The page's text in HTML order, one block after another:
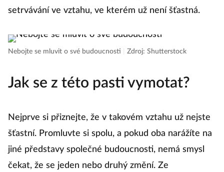
setrvávání ve vztahu, ve kterém už není šťastná.
Nebojte se mluvit o své budoucnosti Zdroj: Shutterstock
Jak se z této pasti vymotat?
Nejprve si přiznejte, že v takovém vztahu už nejste
šťastní. Promluvte si spolu, a pokud oba narážíte na
jiné představy společné budoucnosti, nemá smysl
čekat, že se jeden nebo druhý změní. Ze